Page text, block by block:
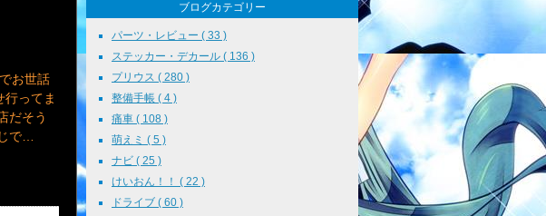
お世話
ってま
だそう
で…
ブログカテゴリー
パーツ・レビュー ( 33 )
ステッカー・デカール ( 136 )
プリウス ( 280 )
整備手帳 ( 4 )
痛車 ( 108 )
萌えミ ( 5 )
ナビ ( 25 )
けいおん！！ ( 22 )
ドライブ ( 60 )